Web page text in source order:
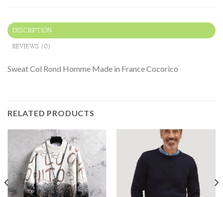
DESCRIPTION
REVIEWS (0)
Sweat Col Rond Homme Made in France Cocorico
RELATED PRODUCTS